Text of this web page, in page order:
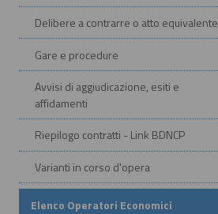
Delibere a contrarre o atto equivalente
Gare e procedure
Avvisi di aggiudicazione, esiti e
affidamenti
Riepilogo contratti - Link BDNCP
Varianti in corso d'opera
Elenco Operatori Economici